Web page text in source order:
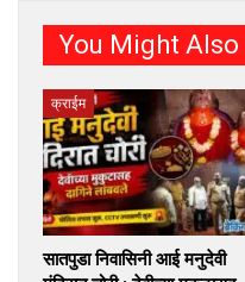
You Might Also
क्राईम
सातपुडा निवासिनी आई मनुदेवी